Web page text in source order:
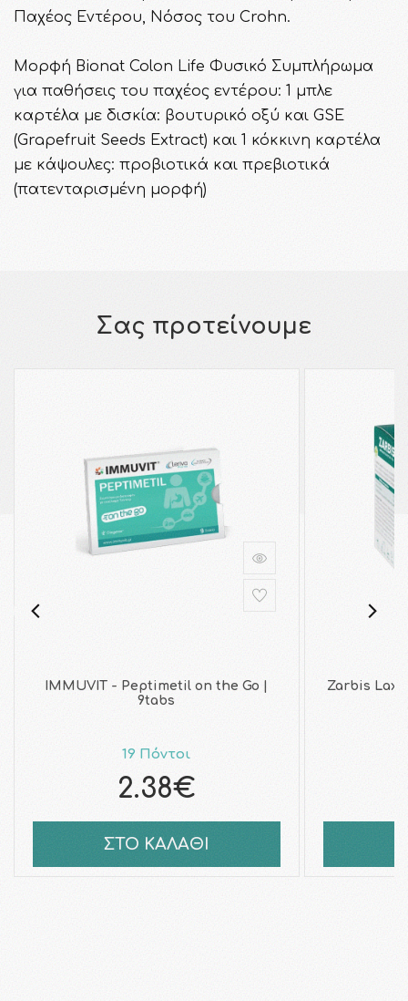
Παχέος Εντέρου, Νόσος του Crohn.
Μορφή Bionat Colon Life Φυσικό Συμπλήρωμα
για παθήσεις του παχέος εντέρου: 1 μπλε
καρτέλα με δισκία: βουτυρικό οξύ και GSE
(Grapefruit Seeds Extract) και 1 κόκκινη καρτέλα
με κάψουλες: προβιοτικά και πρεβιοτικά
(πατενταρισμένη μορφή)
Σας προτείνουμε
IMMUVIT - Peptimetil on the Go |
9tabs
19 Πόντοι
2.38€
ΣΤΟ ΚΑΛΑΘΙ
Zarbis